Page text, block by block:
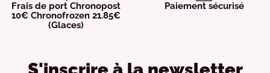
Frais de port Chronopost
10€ Chronofrozen 21.85€
(Glaces)
Paiement sécurisé